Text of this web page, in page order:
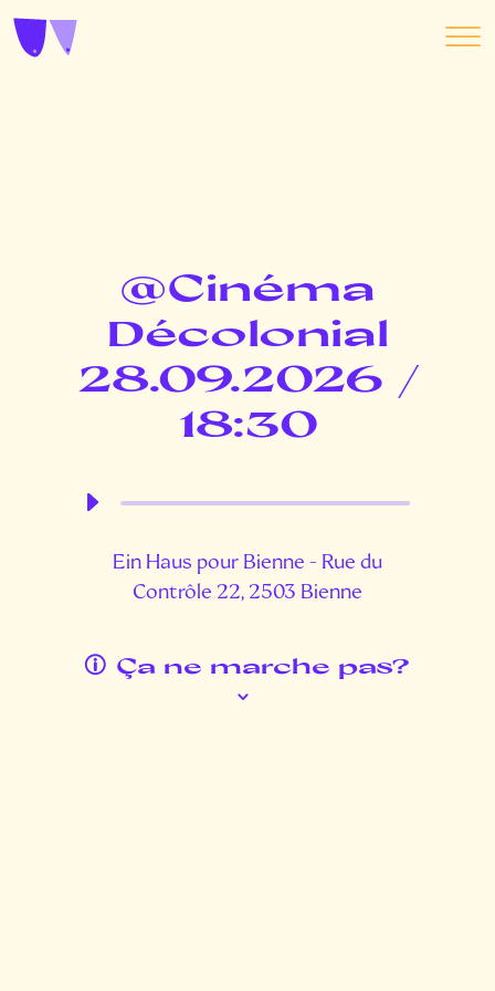
@Cinéma
Décolonial
28.09.2026 /
18:30
Lecteur
Ein Haus pour Bienne - Rue du
Contrôle 22, 2503 Bienne
p Ça ne marche pas?
3